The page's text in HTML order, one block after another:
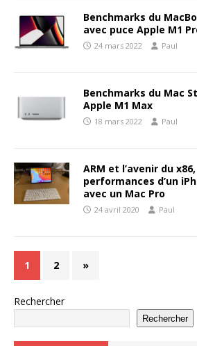
Benchmarks du
avec puce Apple M1
24 mars 2022 Paul
Benchmarks du Mac
Apple M1 Max
18 mars 2022 Paul
ARM et l’avenir du
performances d’un
avec un Mac Pro
24 avril 2020 Paul
1 2 »
Rechercher
Rechercher